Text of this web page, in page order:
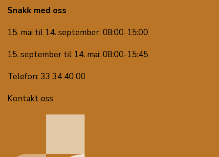
Snakk med oss
15. mai til 14. september: 08:00-15:00
15. september til 14. mai: 08:00-15:45
Telefon: 33 34 40 00
Kontakt oss